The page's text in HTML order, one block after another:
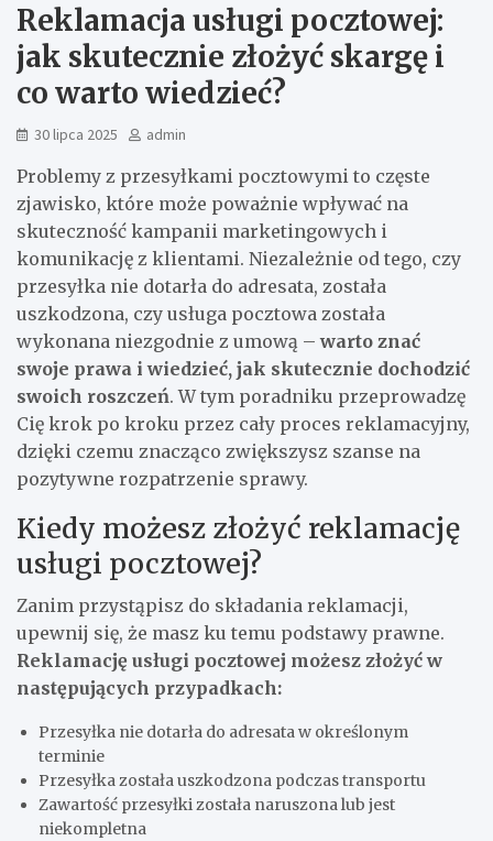
Reklamacja usługi pocztowej:
jak skutecznie złożyć skargę i
co warto wiedzieć?
30 lipca 2025 admin
Problemy z przesyłkami pocztowymi to częste
zjawisko, które może poważnie wpływać na
skuteczność kampanii marketingowych i
komunikację z klientami. Niezależnie od tego, czy
przesyłka nie dotarła do adresata, została
uszkodzona, czy usługa pocztowa została
wykonana niezgodnie z umową –warto znać
swoje prawa i wiedzieć, jak skutecznie dochodzić
swoich roszczeń. W tym poradniku przeprowadzę
Cię krok po kroku przez cały proces reklamacyjny,
dzięki czemu znacząco zwiększysz szanse na
pozytywne rozpatrzenie sprawy.
Kiedy możesz złożyć reklamację
usługi pocztowej?
Zanim przystąpisz do składania reklamacji,
upewnij się, że masz ku temu podstawy prawne.
Reklamację usługi pocztowej możesz złożyć w
następujących przypadkach:
Przesyłka nie dotarła do adresata w określonym
terminie
Przesyłka została uszkodzona podczas transportu
Zawartość przesyłki została naruszona lub jest
niekompletna